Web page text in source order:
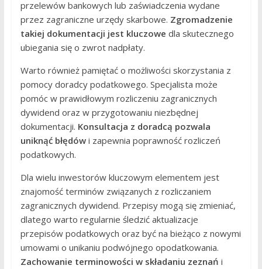
przelewów bankowych lub zaświadczenia wydane
przez zagraniczne urzędy skarbowe. Zgromadzenie
takiej dokumentacji jest kluczowe dla skutecznego
ubiegania się o zwrot nadpłaty.
Warto również pamiętać o możliwości skorzystania z
pomocy doradcy podatkowego. Specjalista może
pomóc w prawidłowym rozliczeniu zagranicznych
dywidend oraz w przygotowaniu niezbędnej
dokumentacji. Konsultacja z doradcą pozwala
uniknąć błędówi zapewnia poprawność rozliczeń
podatkowych.
Dla wielu inwestorów kluczowym elementem jest
znajomość terminów związanych z rozliczaniem
zagranicznych dywidend. Przepisy mogą się zmieniać,
dlatego warto regularnie śledzić aktualizacje
przepisów podatkowych oraz być na bieżąco z nowymi
umowami o unikaniu podwójnego opodatkowania.
Zachowanie terminowości w składaniu zeznań i